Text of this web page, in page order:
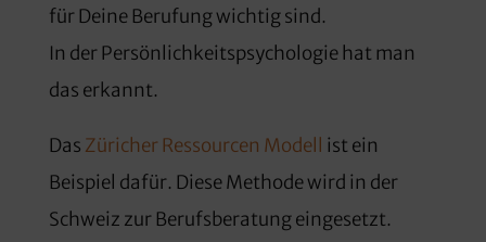
für Deine Berufung wichtig sind.
In der Persönlichkeitspsychologie hat man
das erkannt.
Das Züricher Ressourcen Modell ist ein
Beispiel dafür. Diese Methode wird in der
Schweiz zur Berufsberatung eingesetzt.